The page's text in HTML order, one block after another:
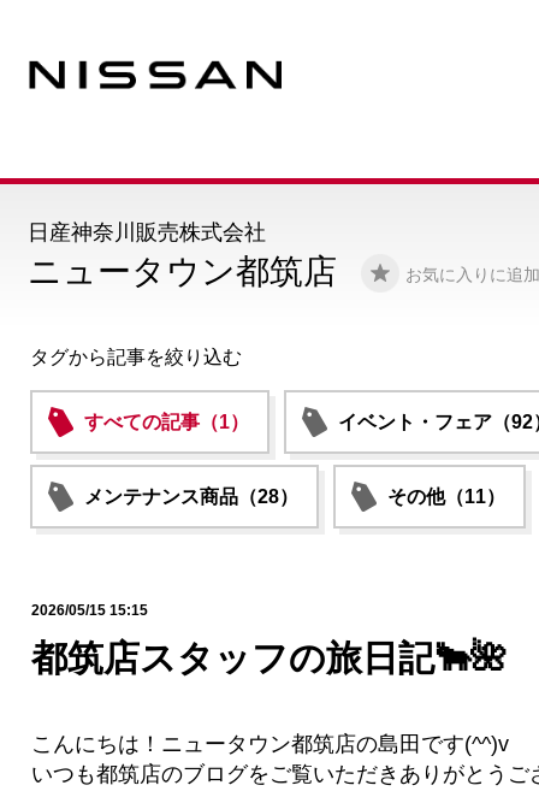
ニュータウン都筑店 お気に入りに追加
日産神奈川販売株式会社
タグから記事を絞り込む
すべての記事（1） イベント・フェア（92
メンテナンス商品（28） その他（11）
2026/05/15 15:15
都筑店スタッフの旅日記🐂🌺
こんにちは！ニュータウン都筑店の島田です(^^)v
いつも都筑店のブログをご覧いただきありがとうご